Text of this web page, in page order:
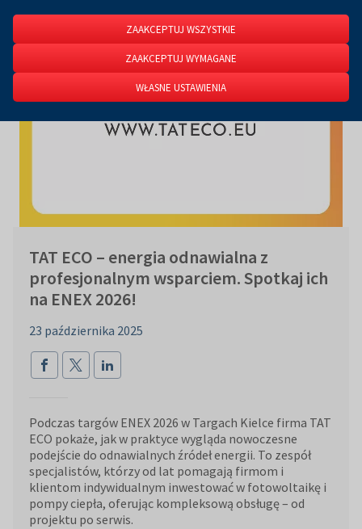
TAT ECO – energia odnawialna z
profesjonalnym wsparciem. Spotkaj ich
na ENEX 2026!
23 października 2025
Podczas targów ENEX 2026 w Targach Kielce firma TAT
ECO pokaże, jak w praktyce wygląda nowoczesne
podejście do odnawialnych źródeł energii. To zespół
specjalistów, którzy od lat pomagają firmom i
klientom indywidualnym inwestować w fotowoltaikę i
pompy ciepła, oferując kompleksową obsługę – od
projektu po serwis.
ZAAKCEPTUJ WSZYSTKIE
ZAAKCEPTUJ WYMAGANE
WŁASNE USTAWIENIA